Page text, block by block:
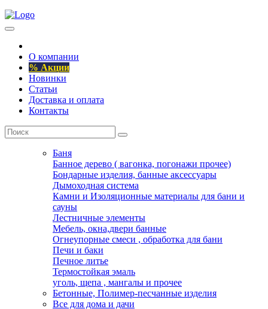
О компании
% Акции
Новинки
Статьи
Доставка и оплата
Контакты
Баня
Банное дерево ( вагонка, погонажи прочее)
Бондарные изделия, банные аксессуары
Дымоходная система
Камни и Изоляционные материалы для бани и
сауны
Лестничные элементы
Мебель, окна,двери банные
Огнеупорные смеси , обработка для бани
Печи и баки
Печное литье
Термостойкая эмаль
уголь, щепа , мангалы и прочее
Бетонные, Полимер-песчанные изделия
Все для дома и дачи